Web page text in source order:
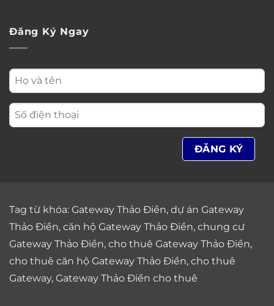
Đăng Ký Ngay
Tag từ khóa: Gateway Thảo Điền, dự án Gateway
Thảo Điền, căn hộ Gateway Thảo Điền, chung cư
Gateway Thảo Điền, cho thuê Gateway Thảo Điền,
cho thuê căn hộ Gateway Thảo Điền, cho thuê
Gateway, Gateway Thảo Điền cho thuê